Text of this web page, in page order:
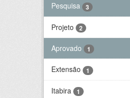
Pesquisa
3
Projeto 2
Aprovado 1
Extensão 1
Itabira 1